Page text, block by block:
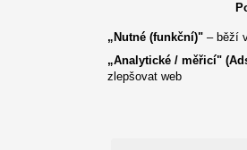
„Nutné (funkční)" – běží
„Analytické / měřicí"
zlepšovat web